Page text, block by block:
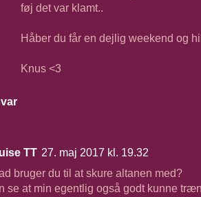
føj det var klamt..
Håber du får en dejlig weekend og
Knus <3
TT 27. maj 2017 kl. 19.32
bruger du til at skure altanen med?
se at min egentlig også godt kunne